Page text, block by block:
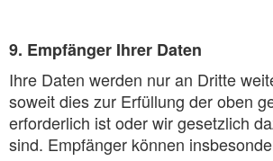
9. Empfänger Ihrer Daten
Ihre Daten werden nur an Dritte
soweit dies zur Erfüllung der oben
erforderlich ist oder wir gesetzlich
sind. Empfänger können